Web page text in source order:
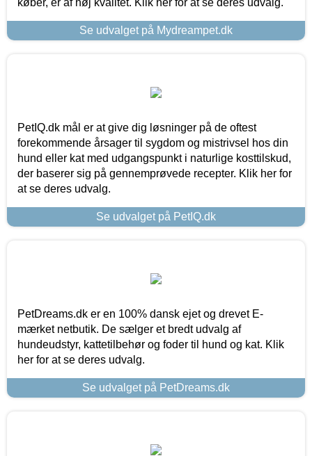
Se udvalget på Mydreampet.dk
PetIQ.dk mål er at give dig løsninger på de oftest
forekommende årsager til sygdom og mistrivsel hos din
hund eller kat med udgangspunkt i naturlige kosttilskud,
der baserer sig på gennemprøvede recepter. Klik her for
at se deres udvalg.
Se udvalget på PetIQ.dk
PetDreams.dk er en 100% dansk ejet og drevet E-
mærket netbutik. De sælger et bredt udvalg af
hundeudstyr, kattetilbehør og foder til hund og kat. Klik
her for at se deres udvalg.
Se udvalget på PetDreams.dk